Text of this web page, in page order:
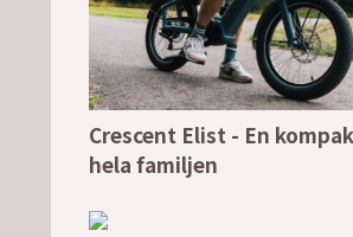
Crescent Elist - En
hela familjen